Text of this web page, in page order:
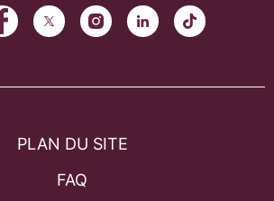
PLAN DU SITE
FAQ